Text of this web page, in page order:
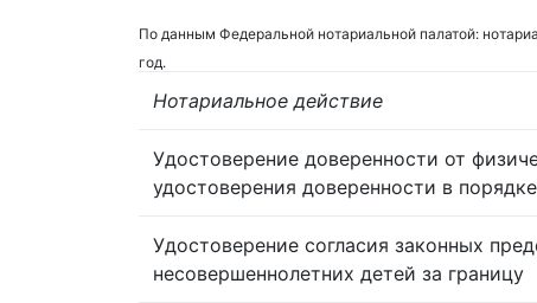
По данным Федеральной нотариальной палатой:
год.
Нотариальное действие
Удостоверение доверенности от
удостоверения доверенности в
Удостоверение согласия законных
несовершеннолетних детей за границу